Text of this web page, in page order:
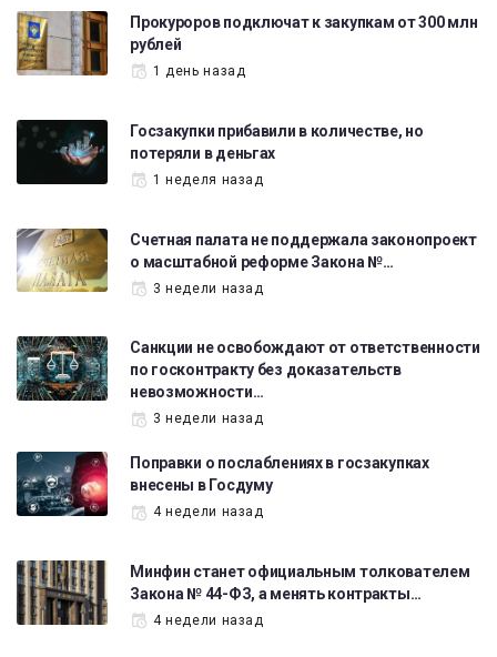
Прокуроров подключат к закупкам от 300 млн
рублей
1 день назад
Госзакупки прибавили в количестве, но
потеряли в деньгах
1 неделя назад
Счетная палата не поддержала законопроект
о масштабной реформе Закона №…
3 недели назад
Санкции не освобождают от ответственности
по госконтракту без доказательств
невозможности…
3 недели назад
Поправки о послаблениях в госзакупках
внесены в Госдуму
4 недели назад
Минфин станет официальным толкователем
Закона № 44-ФЗ, а менять контракты…
4 недели назад